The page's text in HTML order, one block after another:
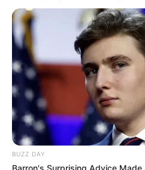
Néhány nappal később
megkérte legkisebb lányát,
mert az orvosok gyógyszert
kölcsönkért pénzt a
anyjának. Ezt jó jelnek
újra a szobájáról beszél.
– Nem! — azonnal
válasza.
BUZZ DAY
Barron's Surprising Advice Made